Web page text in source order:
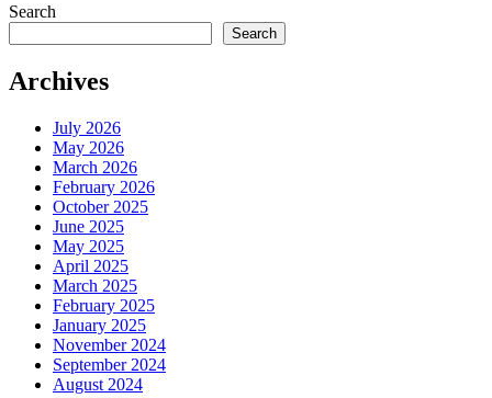
Search
Search
Archives
July 2026
May 2026
March 2026
February 2026
October 2025
June 2025
May 2025
April 2025
March 2025
February 2025
January 2025
November 2024
September 2024
August 2024